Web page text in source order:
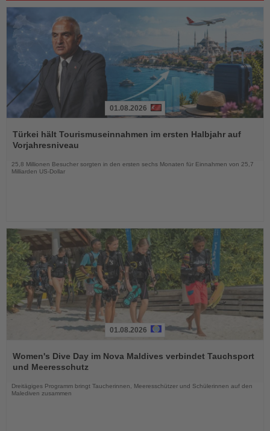
Sie
die
Nachrichten
01.08.2026
Türkei hält Tourismuseinnahmen im ersten Halbjahr auf
Vorjahresniveau
25,8 Millionen Besucher sorgten in den ersten sechs Monaten für Einnahmen von 25,7
Milliarden US-Dollar
Sie
die
01.08.2026
Women's Dive Day im Nova Maldives verbindet Tauchsport
und Meeresschutz
Dreitägiges Programm bringt Taucherinnen, Meeresschützer und Schülerinnen auf den
Malediven zusammen